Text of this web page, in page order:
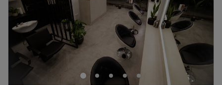
Σάββατο
09:00– 17:00
Κυριακή
Κλειστό
Το M Beauty Room βρίσκεται στην Θεσσαλονίκη και
προσφέρει μια μεγάλη γκάμα υπηρεσιών ομορφιάς.
Go to venue